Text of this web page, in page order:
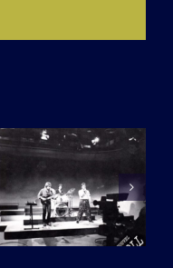
Smarto
Kitschy –
L’ultime
rock